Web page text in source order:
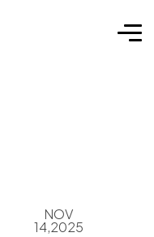
NOV
14,2025